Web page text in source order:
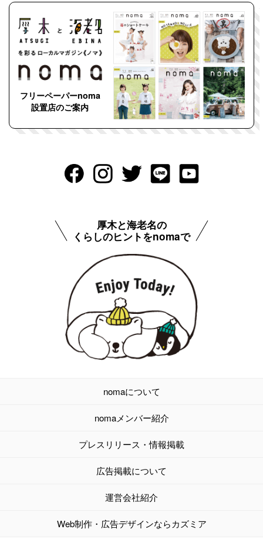
フリーペーパーnoma
設置店のご案内
厚木と海老名の
くらしのヒントをnomaで
nomaについて
nomaメンバー紹介
プレスリリース・情報掲載
広告掲載について
運営会社紹介
Web制作・広告デザインならカズミア